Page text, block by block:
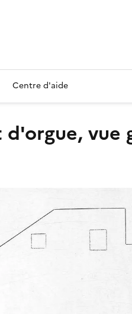
Centre d'aide